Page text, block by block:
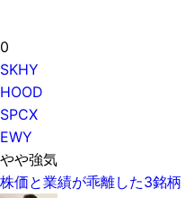
0
SKHY
HOOD
SPCX
EWY
やや強気
株価と業績が乖離した3銘